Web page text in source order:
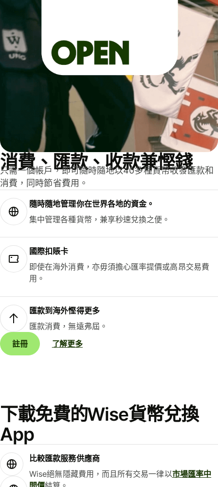
消費、匯款、收款兼慳錢
只需一個帳戶，即可隨時隨地以40多種貨幣收發匯款和
消費，同時節省費用。
隨時隨地管理你在世界各地的資金。
集中管理各種貨幣，兼享秒速兌換之便。
國際扣賬卡
即使在海外消費，亦毋須擔心匯率提價或高昂交易費
用。
匯款到海外慳得更多
匯款消費，無遠弗屆。
註冊
了解更多
下載免費的Wise貨幣兌換
App
比較匯款服務供應商
Wise絕無隱藏費用，而且所有交易一律以市場匯率中